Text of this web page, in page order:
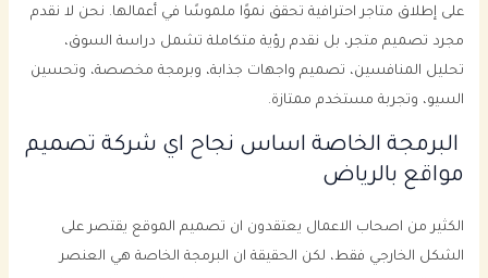
على إطلاق متاجر احترافية تحقق نموًا ملموسًا في أعمالها. نحن لا نقدم
مجرد تصميم متجر، بل نقدم رؤية متكاملة تشمل دراسة السوق،
تحليل المنافسين، تصميم واجهات جذابة، وبرمجة مخصصة، وتحسين
السيو، وتجربة مستخدم ممتازة.
البرمجة الخاصة اساس نجاح اي شركة تصميم
مواقع بالرياض
الكثير من اصحاب الاعمال يعتقدون ان تصميم الموقع يقتصر على
الشكل الخارجي فقط، لكن الحقيقة ان البرمجة الخاصة هي العنصر